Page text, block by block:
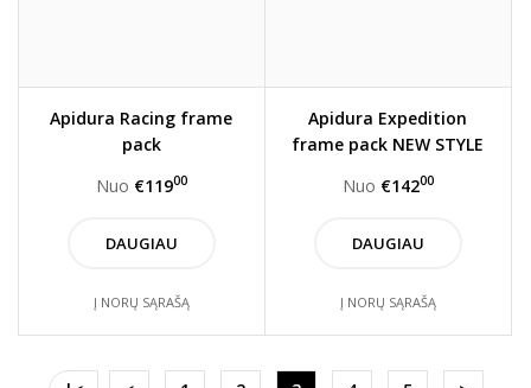
Apidura Racing frame
pack
Nuo €11900
DAUGIAU
Į NORŲ SĄRAŠĄ
Apidura Expedition
frame pack NEW STYLE
Nuo €14200
DAUGIAU
Į NORŲ SĄRAŠĄ